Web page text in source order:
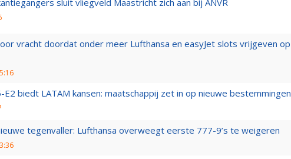
vracht doordat onder meer Lufthansa en easyJet slots vrijgeven op
E2 biedt LATAM kansen: maatschappij zet in op nieuwe bestemmingen
tegenvaller: Lufthansa overweegt eerste 777-9’s te weigeren